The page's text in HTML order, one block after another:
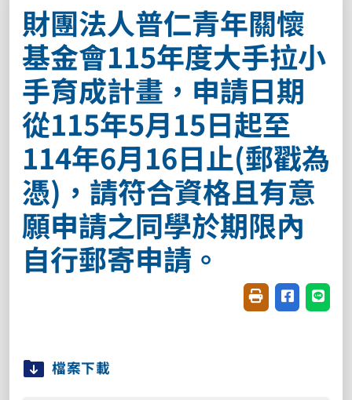
財團法人普仁青年關懷
基金會115年度大手拉小
手育成計畫，申請日期
從115年5月15日起至
114年6月16日止(郵戳為
憑)，請符合資格且有意
願申請之同學於期限內
自行郵寄申請。
友善列印(開新視
分享至臉書
分享
檔案下載